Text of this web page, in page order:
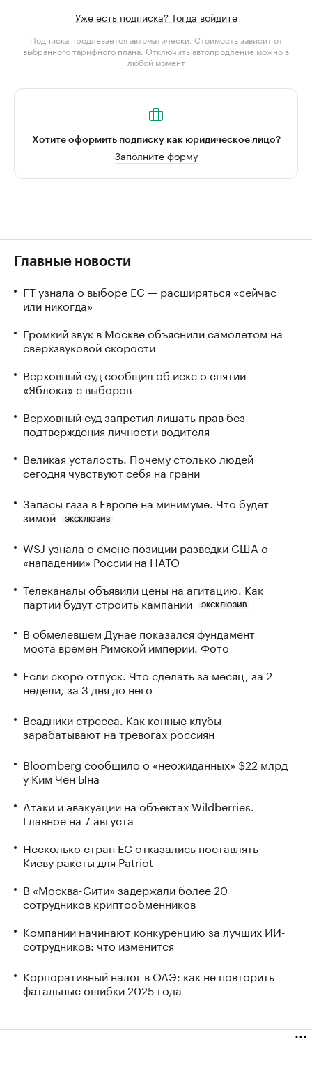
Уже есть подписка? Тогда войдите
Подписка продлевается автоматически. Стоимость зависит от
выбранного тарифного плана . Отключить автопродление можно в
любой момент
Хотите оформить подписку как юридическое лицо?
Заполните форму
Главные новости
FT узнала о выборе ЕС — расширяться «сейчас
или никогда»
Громкий звук в Москве объяснили самолетом на
сверхзвуковой скорости
Верховный суд сообщил об иске о снятии
«Яблока» с выборов
Верховный суд запретил лишать прав без
подтверждения личности водителя
Великая усталость. Почему столько людей
сегодня чувствуют себя на грани
Запасы газа в Европе на минимуме. Что будет
зимой
ЭКСКЛЮЗИВ
WSJ узнала о смене позиции разведки США о
«нападении» России на НАТО
Телеканалы объявили цены на агитацию. Как
партии будут строить кампании
ЭКСКЛЮЗИВ
В обмелевшем Дунае показался фундамент
моста времен Римской империи. Фото
Если скоро отпуск. Что сделать за месяц, за 2
недели, за 3 дня до него
Всадники стресса. Как конные клубы
зарабатывают на тревогах россиян
Bloomberg сообщило о «неожиданных» $22 млрд
у Ким Чен Ына
Атаки и эвакуации на объектах Wildberries.
Главное на 7 августа
Несколько стран ЕС отказались поставлять
Киеву ракеты для Patriot
В «Москва-Сити» задержали более 20
сотрудников криптообменников
Компании начинают конкуренцию за лучших ИИ-
сотрудников: что изменится
Корпоративный налог в ОАЭ: как не повторить
фатальные ошибки 2025 года